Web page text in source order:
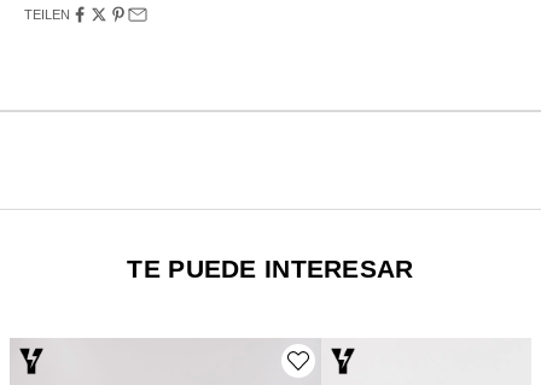
TEILEN
TE PUEDE INTERESAR